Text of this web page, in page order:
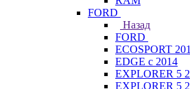
FORD
Назад
FORD
ECOSPORT
EDGE c 2014
EXPLORER 5
EXPLORER 5